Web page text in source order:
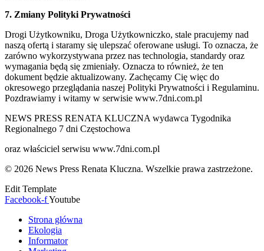
7. Zmiany Polityki Prywatności
Drogi Użytkowniku, Droga Użytkowniczko, stale pracujemy nad
naszą ofertą i staramy się ulepszać oferowane usługi. To oznacza, że
zarówno wykorzystywana przez nas technologia, standardy oraz
wymagania będą się zmieniały. Oznacza to również, że ten
dokument będzie aktualizowany. Zachęcamy Cię więc do
okresowego przeglądania naszej Polityki Prywatności i Regulaminu.
Pozdrawiamy i witamy w serwisie www.7dni.com.pl
NEWS PRESS RENATA KLUCZNA wydawca Tygodnika
Regionalnego 7 dni Częstochowa
oraz właściciel serwisu www.7dni.com.pl
© 2026 News Press Renata Kluczna. Wszelkie prawa zastrzeżone.
Edit Template
Facebook-fYoutube
Strona główna
Ekologia
Informator